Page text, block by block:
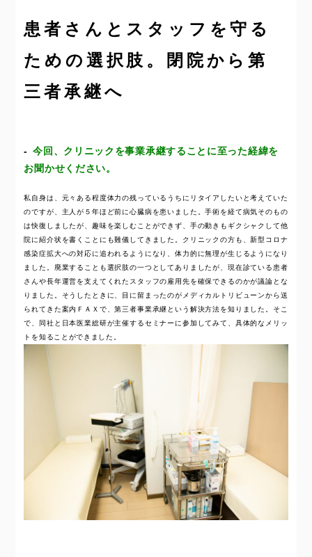
患者さんとスタッフを守る
ための選択肢。閉院から第
三者承継へ
今回、クリニックを事業承継することに至った経緯を
お聞かせください。
私自身は、元々ある程度体力の残っているうちにリタイアしたいと考えていた
のですが、主人が５年ほど前に心臓病を患いました。手術を経て病気そのもの
は快復しましたが、趣味を楽しむことができず、手の動きもギクシャクして他
院に紹介状を書くことにも難儀してきました。クリニックの方も、新型コロナ
感染症拡大への対応に追われるようになり、体力的に無理が生じるようになり
ました。廃業することも選択肢の一つとしてありましたが、現在診ている患者
さんや長年運営を支えてくれたスタッフの雇用先を確保できるのかが議論とな
りました。そうしたときに、目に留まったのがメディカルトリビューンから送
られてきた案内ＦＡＸで、第三者事業承継という解決方法を知りました。そこ
で、同社と日本医業総研が主催するセミナーに参加してみて、具体的なメリッ
トを知ることができました。